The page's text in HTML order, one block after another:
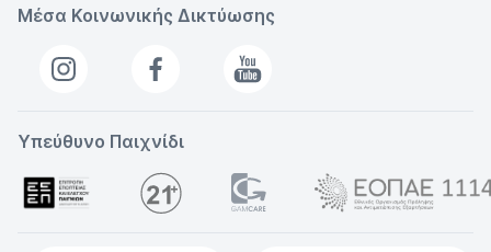
Μέσα Κοινωνικής Δικτύωσης
Υπεύθυνο Παιχνίδι